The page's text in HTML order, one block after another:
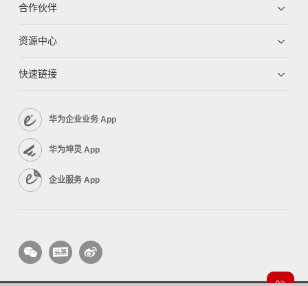
合作伙伴
资源中心
快速链接
华为企业业务 App
华为坤灵 App
企业服务 App